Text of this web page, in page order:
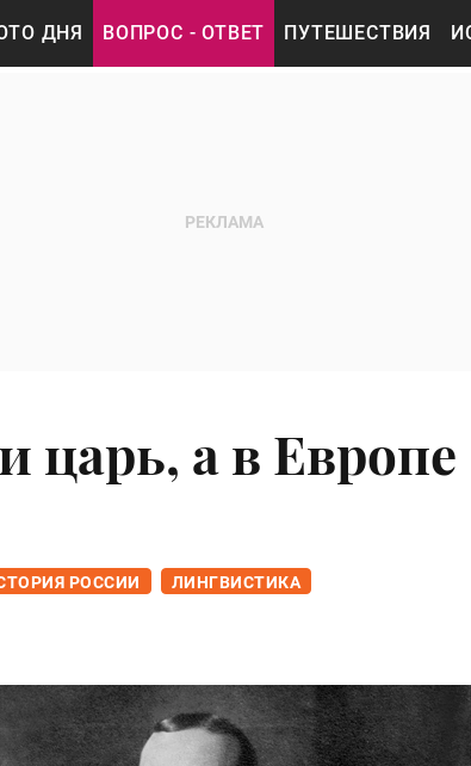
ДНЯ ВОПРОС - ОТВЕТ ПУТЕШЕСТВИЯ
царь, а в Европе
РОССИИ ЛИНГВИСТИКА